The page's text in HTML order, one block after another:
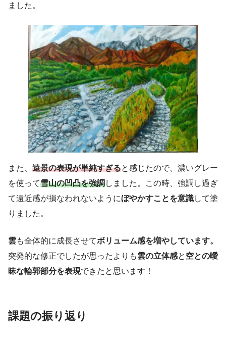
ました。
また、 遠景の表現が単純すぎると感じたので、濃いグレー
を使って雪山の凹凸を強調しました。この時、強調し過ぎ
て遠近感が損なわれないようにぼやかすことを意識して塗
りました。
雲も全体的に成長させてボリューム感を増やしています。
突発的な修正でしたが思ったよりも雲の立体感と 空との曖
昧な輪郭部分を表現できたと思います！
課題の振り返り